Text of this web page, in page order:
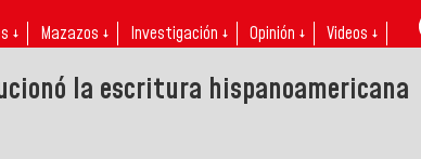
↓ Mazazos ↓ Investigación ↓ Opinión ↓ Videos ↓
la escritura hispanoamericana